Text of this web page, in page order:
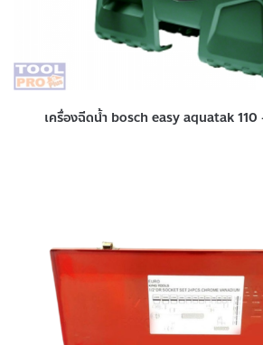
เครื่องฉีดน้ำ bosch easy aquatak